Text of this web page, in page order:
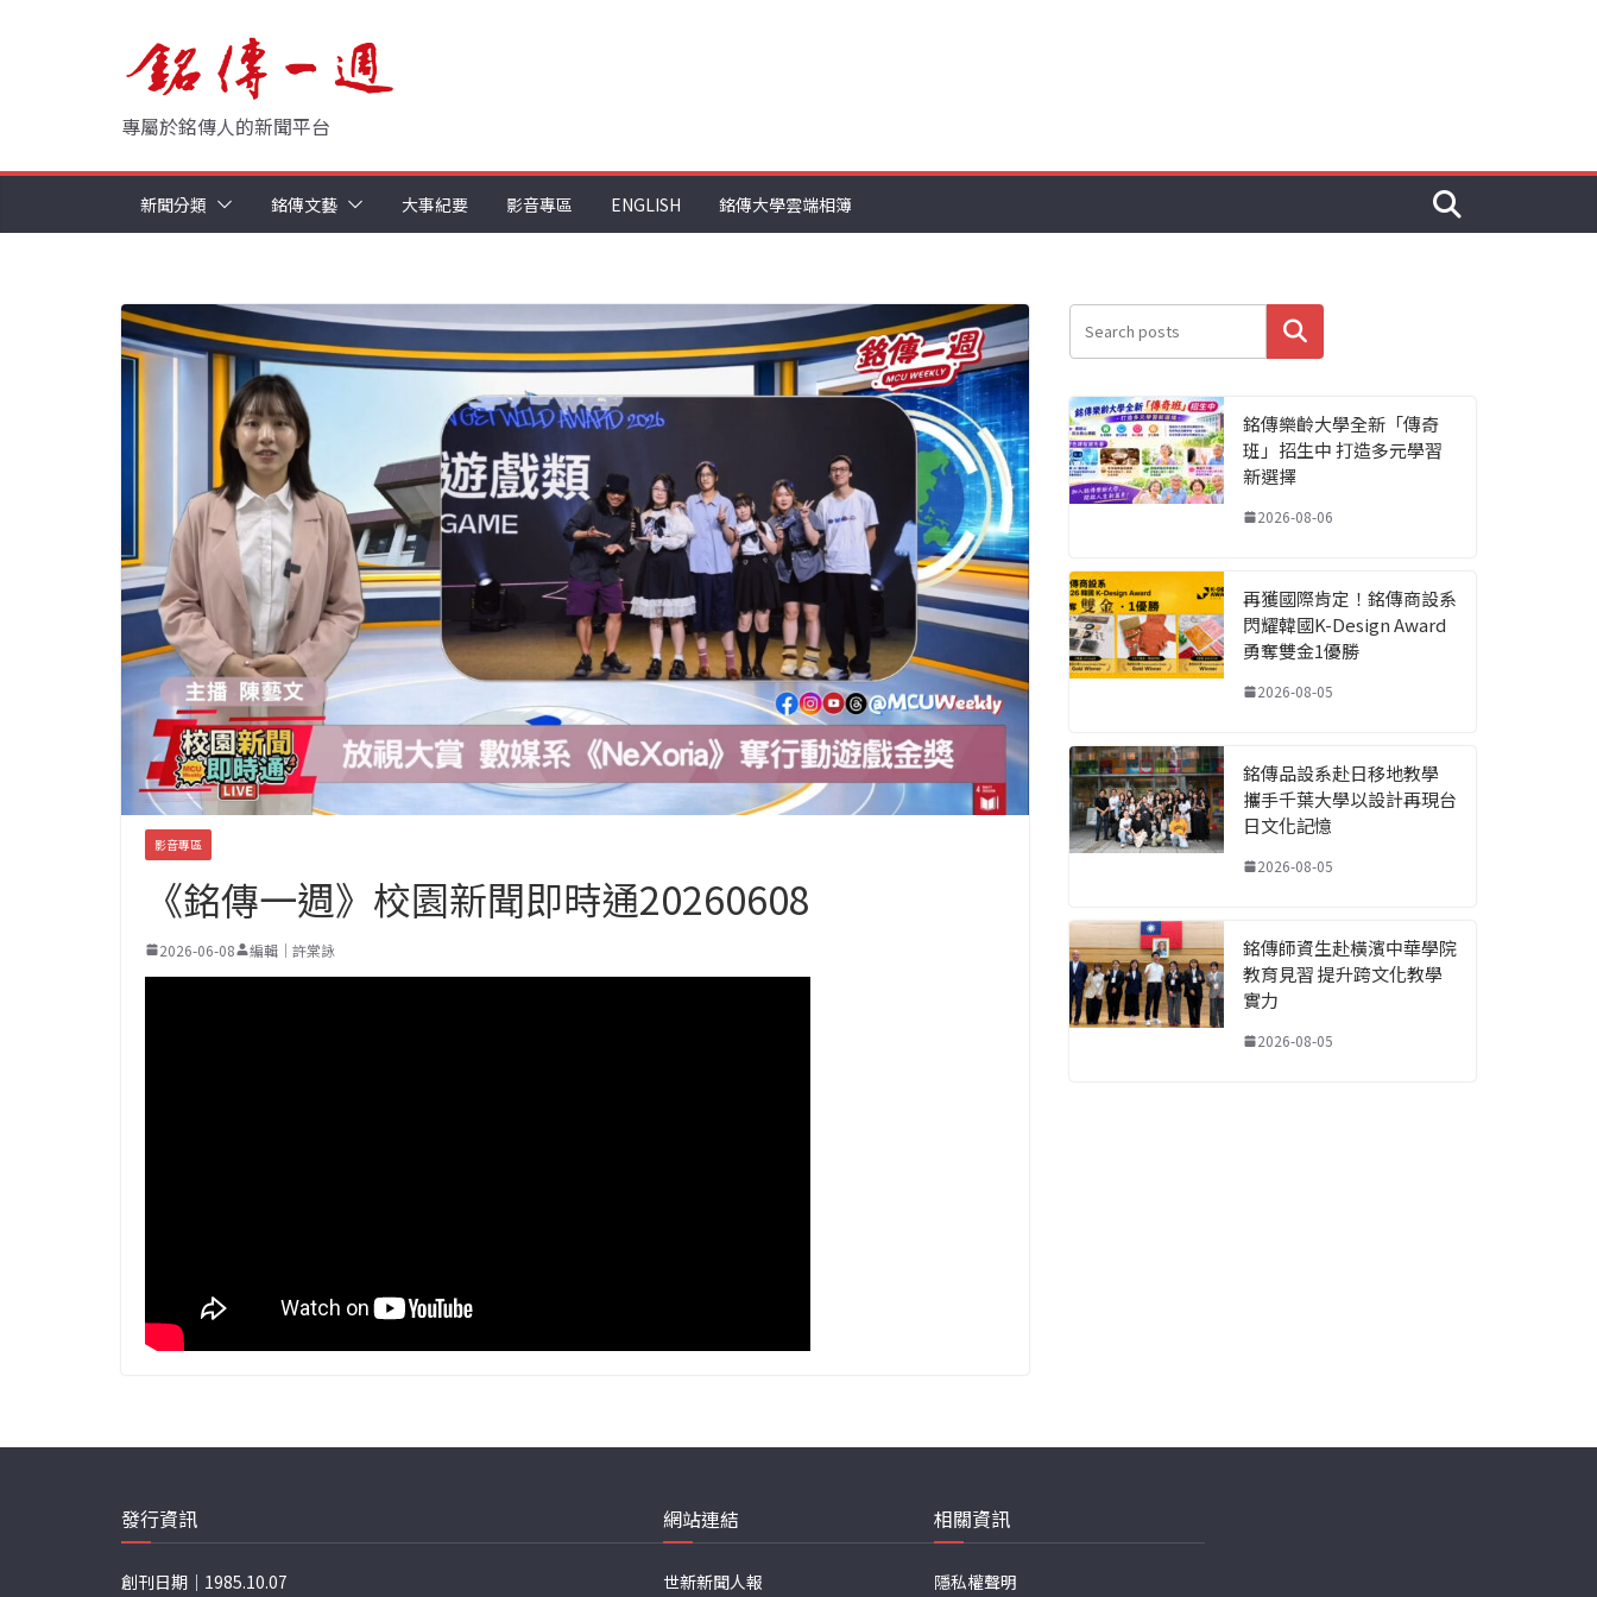
專屬於銘傳人的新聞平台
新聞分類 銘傳文藝 大事紀要 影音專區 ENGLISH 銘傳大學雲端相簿
影音專區
《銘傳一週》校園新聞即時通20260608
2026-06-08 編輯｜許棠詠
搜尋
銘傳樂齡大學全新「傳奇
班」招生中 打造多元學習
新選擇
2026-08-06
再獲國際肯定！銘傳商設系
閃耀韓國K-Design Award
勇奪雙金1優勝
2026-08-05
銘傳品設系赴日移地教學
攜手千葉大學以設計再現台
日文化記憶
2026-08-05
銘傳師資生赴橫濱中華學院
教育見習 提升跨文化教學
實力
2026-08-05
發行資訊
創刊日期｜1985.10.07
網站連結
世新新聞人報
相關資訊
隱私權聲明